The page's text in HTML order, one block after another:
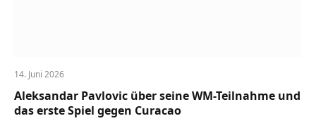
14. Juni 2026
Aleksandar Pavlovic über seine WM-Teilnahme und
das erste Spiel gegen Curacao